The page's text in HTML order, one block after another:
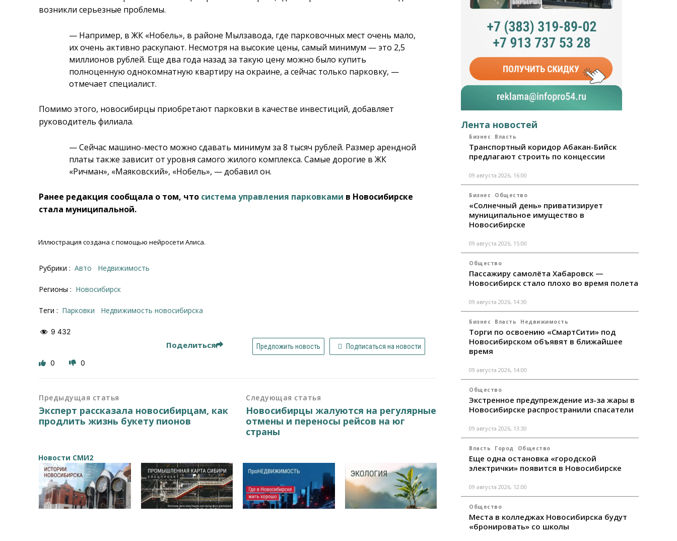
возникли серьезные проблемы.
— Например, в ЖК «Нобель», в районе Мылзавода, где парковочных мест очень мало,
их очень активно раскупают. Несмотря на высокие цены, самый минимум — это 2,5
миллионов рублей. Еще два года назад за такую цену можно было купить
полноценную однокомнатную квартиру на окраине, а сейчас только парковку, —
отмечает специалист.
Помимо этого, новосибирцы приобретают парковки в качестве инвестиций, добавляет
руководитель филиала.
— Сейчас машино-место можно сдавать минимум за 8 тысяч рублей. Размер арендной
платы также зависит от уровня самого жилого комплекса. Самые дорогие в ЖК
«Ричман», «Маяковский», «Нобель», — добавил он.
Ранее редакция сообщала о том, что система управления парковками в Новосибирске
стала муниципальной.
Иллюстрация создана с помощью нейросети Алиса.
Рубрики : Авто Недвижимость
Регионы : Новосибирск
Теги : Парковки недвижимость новосибирска
9 432
Поделиться Предложить новость Подписаться на новости
0 0
Предыдущая статья
Эксперт рассказала новосибирцам, как
продлить жизнь букету пионов
Следующая статья
Новосибирцы жалуются на регулярные
отмены и переносы рейсов на юг
страны
Новости СМИ2
Лента новостей
Бизнес Власть
Транспортный коридор Абакан-Бийск
предлагают строить по концессии
09 августа 2026, 16:00
Бизнес Общество
«Солнечный день» приватизирует
муниципальное имущество в
Новосибирске
09 августа 2026, 15:00
Общество
Пассажиру самолёта Хабаровск —
Новосибирск стало плохо во время полета
09 августа 2026, 14:30
Бизнес Власть Недвижимость
Торги по освоению «СмартСити» под
Новосибирском объявят в ближайшее
время
09 августа 2026, 14:00
Общество
Экстренное предупреждение из-за жары в
Новосибирске распространили спасатели
09 августа 2026, 13:30
Власть Город Общество
Еще одна остановка «городской
электрички» появится в Новосибирске
09 августа 2026, 12:00
Общество
Места в колледжах Новосибирска будут
«бронировать» со школы